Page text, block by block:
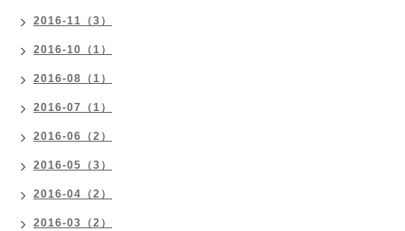
2016-11（3）
2016-10（1）
2016-08（1）
2016-07（1）
2016-06（2）
2016-05（3）
2016-04（2）
2016-03（2）